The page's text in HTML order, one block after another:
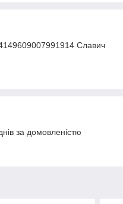
Славич
за домовленістю